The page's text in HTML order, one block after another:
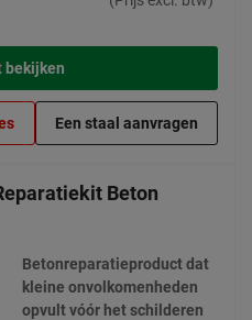
bekijken
Een staal aanvragen
Beton
Betonreparatieproduct dat
kleine onvolkomenheden
opvult vóór het schilderen